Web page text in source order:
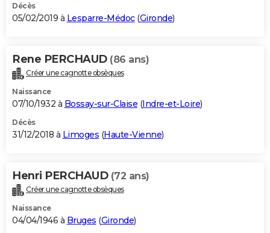
Décès
05/02/2019 à Lesparre-Médoc(Gironde)
Rene PERCHAUD (86 ans)
Créer une cagnotte obsèques
Naissance
07/10/1932 à Bossay-sur-Claise (Indre-et-Loire)
Décès
31/12/2018 à Limoges (Haute-Vienne)
Henri PERCHAUD (72 ans)
Créer une cagnotte obsèques
Naissance
04/04/1946 à Bruges (Gironde)